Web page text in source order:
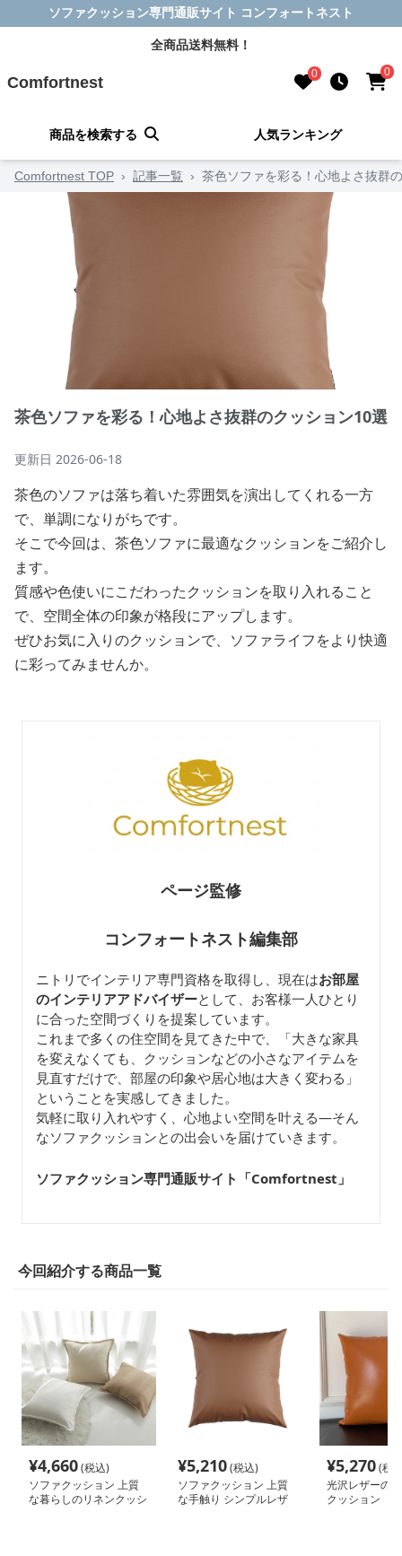
ソファクッション専門通販サイト コンフォートネスト
全商品送料無料！
Comfortnest 0 0
商品を検索する 人気ランキング
Comfortnest TOP › 記事一覧 › 茶色ソファを彩る！心地よさ抜群
茶色ソファを彩る！心地よさ抜群のクッション10選
更新日 2026-06-18
茶色のソファは落ち着いた雰囲気を演出してくれる一方
で、単調になりがちです。
そこで今回は、茶色ソファに最適なクッションをご紹介し
ます。
質感や色使いにこだわったクッションを取り入れること
で、空間全体の印象が格段にアップします。
ぜひお気に入りのクッションで、ソファライフをより快適
に彩ってみませんか。
ページ監修
コンフォートネスト編集部
ニトリでインテリア専門資格を取得し、現在はお部屋
のインテリアアドバイザーとして、お客様一人ひとり
に合った空間づくりを提案しています。
これまで多くの住空間を見てきた中で、「大きな家具
を変えなくても、クッションなどの小さなアイテムを
見直すだけで、部屋の印象や居心地は大きく変わる」
ということを実感してきました。
気軽に取り入れやすく、心地よい空間を叶える—そん
なソファクッションとの出会いを届けていきます。
ソファクッション専門通販サイト「Comfortnest 」
今回紹介する商品一覧
¥4,660(税込)
ソファクッション 上質
な暮らしのリネンクッシ
¥5,210(税込)
ソファクッション 上質
な手触り シンプルレザ
¥5,270(税
光沢レザーの
クッション